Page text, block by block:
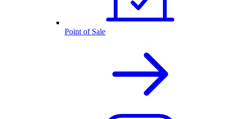
Point of Sale